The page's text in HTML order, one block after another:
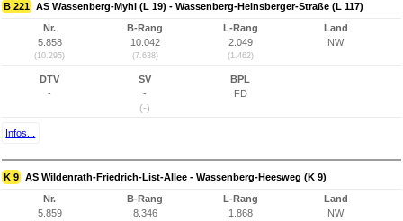
B 221 AS Wassenberg-Myhl (L 19) - Wassenberg-Heinsberger-Straße (L 117)
Nr.
5.858
(10.295)
B-Rang
10.042
(7.638)
L-Rang
2.049
(1.462)
Land
NW
DTV
-
SV
-
(-)
BPL
FD
Infos...
K 9 AS Wildenrath-Friedrich-List-Allee - Wassenberg-Heesweg (K 9)
Nr.
5.859
B-Rang
8.346
L-Rang
1.868
Land
NW